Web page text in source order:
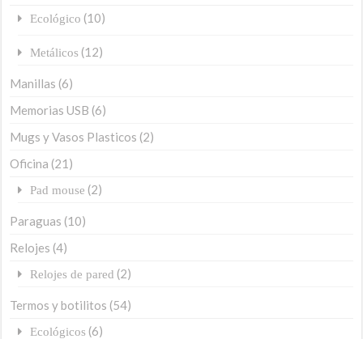
Ecológico (10)
Metálicos (12)
Manillas (6)
Memorias USB (6)
Mugs y Vasos Plasticos (2)
Oficina (21)
Pad mouse (2)
Paraguas (10)
Relojes (4)
Relojes de pared (2)
Termos y botilitos (54)
Ecológicos (6)